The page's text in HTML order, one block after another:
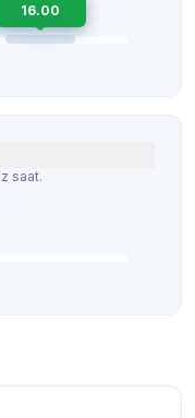
16.00
saat.